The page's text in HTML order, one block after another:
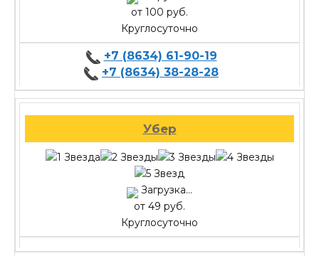
от 100 руб.
Круглосуточно
+7 (8634) 61-90-19
+7 (8634) 38-28-28
Убер
Загрузка...
от 49 руб.
Круглосуточно